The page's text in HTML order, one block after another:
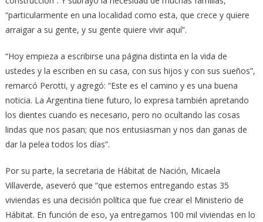
“particularmente en una localidad como esta, que crece y quiere
arraigar a su gente, y su gente quiere vivir aquí”.
“Hoy empieza a escribirse una página distinta en la vida de
ustedes y la escriben en su casa, con sus hijos y con sus sueños”,
remarcó Perotti, y agregó: “Este es el camino y es una buena
noticia. La Argentina tiene futuro, lo expresa también apretando
los dientes cuando es necesario, pero no ocultando las cosas
lindas que nos pasan; que nos entusiasman y nos dan ganas de
dar la pelea todos los días”.
Por su parte, la secretaria de Hábitat de Nación, Micaela
Villaverde, aseveró que “que estemos entregando estas 35
viviendas es una decisión política que fue crear el Ministerio de
Hábitat. En función de eso, ya entregamos 100 mil viviendas en lo